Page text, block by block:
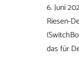
6. Juni
Riesen-
das für